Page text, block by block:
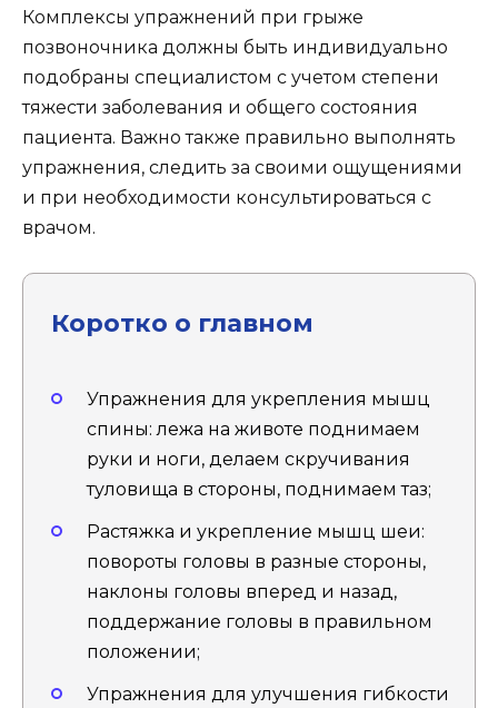
Комплексы упражнений при грыже
позвоночника должны быть индивидуально
подобраны специалистом с учетом степени
тяжести заболевания и общего состояния
пациента. Важно также правильно выполнять
упражнения, следить за своими ощущениями
и при необходимости консультироваться с
врачом.
Коротко о главном
Упражнения для укрепления мышц
спины: лежа на животе поднимаем
руки и ноги, делаем скручивания
туловища в стороны, поднимаем таз;
Растяжка и укрепление мышц шеи:
повороты головы в разные стороны,
наклоны головы вперед и назад,
поддержание головы в правильном
положении;
Упражнения для улучшения гибкости